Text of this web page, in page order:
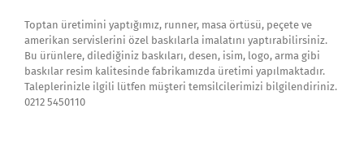
Toptan üretimini yaptığımız, runner, masa örtüsü, peçete ve
amerikan servislerini özel baskılarla imalatını yaptırabilirsiniz.
Bu ürünlere, dilediğiniz baskıları, desen, isim, logo, arma gibi
baskılar resim kalitesinde fabrikamızda üretimi yapılmaktadır.
Taleplerinizle ilgili lütfen müşteri temsilcilerimizi bilgilendiriniz.
0212 5450110